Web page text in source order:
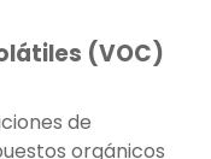
(VOC)
de
orgánicos